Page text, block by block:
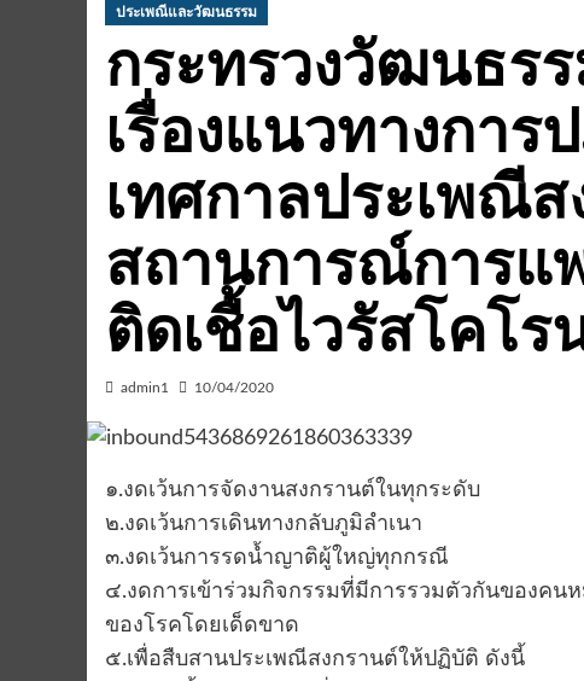
ประเพณีและวัฒนธรรม
กระทรวงวัฒนธร
เรื่องแนวทางการ
เทศกาลประเพณี
สถานการณ์การแ
ติดเชื้อไวรัสโคโร
admin1 10/04/2020
๑.งดเว้นการจัดงานสงกรานต์ในทุกระดับ
๒.งดเว้นการเดินทางกลับภูมิลำเนา
๓.งดเว้นการรดน้ำญาติผู้ใหญ่ทุกกรณี
๔.งดการเข้าร่วมกิจกรรมที่มีการรวมตัวกันของคน
ของโรคโดยเด็ดขาด
๕.เพื่อสืบสานประเพณีสงกรานต์ให้ปฏิบัติ ดังนี้